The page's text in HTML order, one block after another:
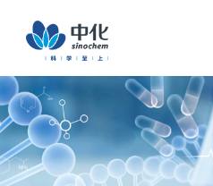
企业概况 历史沿革
战略与组织
品牌形象
企业文化